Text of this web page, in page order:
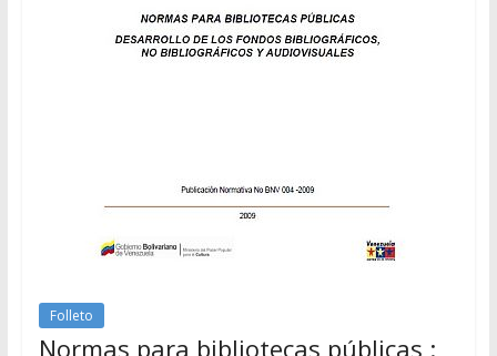
Folleto
Normas para bibliotecas públicas :